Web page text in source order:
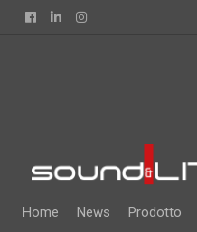
FacebookLinkedin
Home News Prodotto